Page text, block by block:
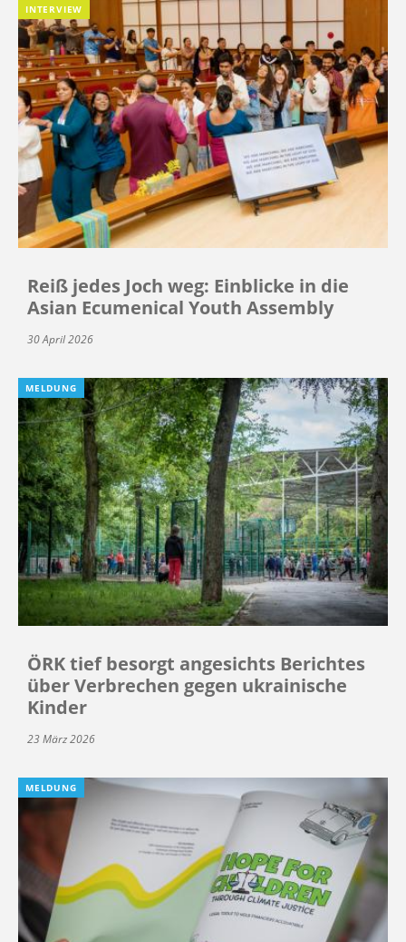
INTERVIEW
Reiß jedes Joch weg: Einblicke in die
Asian Ecumenical Youth Assembly
30 April 2026
MELDUNG
ÖRK tief besorgt angesichts Berichtes
über Verbrechen gegen ukrainische
Kinder
23 März 2026
MELDUNG